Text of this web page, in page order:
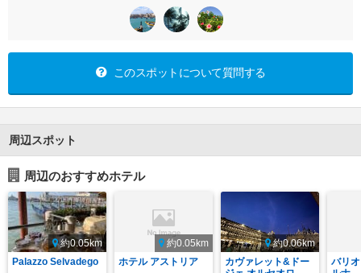
このスポットについて質問する
周辺スポット
周辺のおすすめホテル
約0.05km
Palazzo Selvadego
約0.05km
ホテル アストリア
約0.06km
カヴァレット&ドー
バリ